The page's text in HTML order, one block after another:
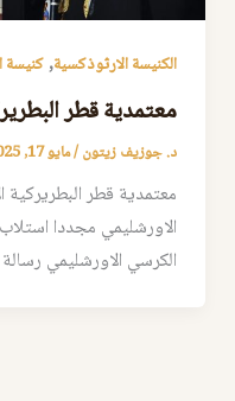
الكنيسة الارثوذكسية,كنيسة
معتمدية قطر
د. جوزيف زيتون/مايو 17, 2025
معتمدية قطر البطريركية
الاورشليمي مجددا
الكرسي الاورشليمي